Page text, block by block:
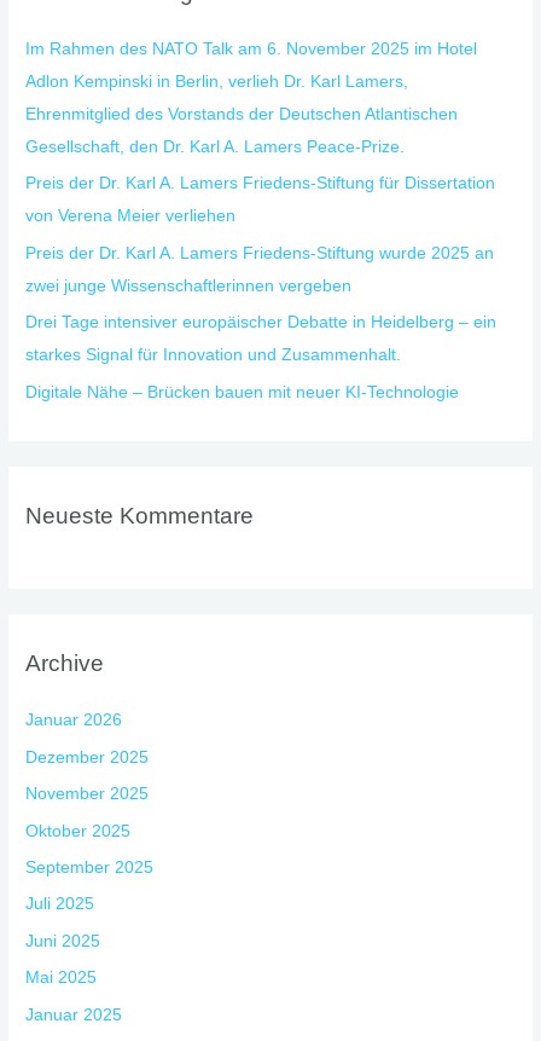
n
a
c
h
:
Im Rahmen des NATO Talk am 6. November 2025 im Hotel
Adlon Kempinski in Berlin, verlieh Dr. Karl Lamers,
Ehrenmitglied des Vorstands der Deutschen Atlantischen
Gesellschaft, den Dr. Karl A. Lamers Peace-Prize.
Preis der Dr. Karl A. Lamers Friedens-Stiftung für Dissertation
von Verena Meier verliehen
Preis der Dr. Karl A. Lamers Friedens-Stiftung wurde 2025 an
zwei junge Wissenschaftlerinnen vergeben
Drei Tage intensiver europäischer Debatte in Heidelberg – ein
starkes Signal für Innovation und Zusammenhalt.
Digitale Nähe – Brücken bauen mit neuer KI-Technologie
Neueste Kommentare
Archive
Januar 2026
Dezember 2025
November 2025
Oktober 2025
September 2025
Juli 2025
Juni 2025
Mai 2025
Januar 2025